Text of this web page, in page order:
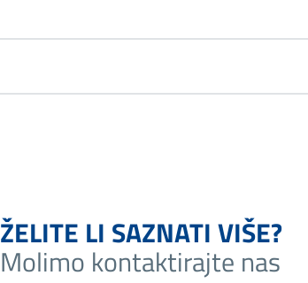
ŽELITE LI SAZNATI VIŠE?
Molimo kontaktirajte nas